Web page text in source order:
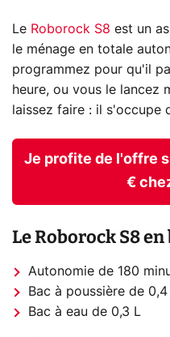
Le Roborock S8 est un
le ménage en totale
programmez pour qu'il
heure, ou vous le lancez
laissez faire : il s'occupe
Je profite de l'offre
€
Le Roborock S8 en
Autonomie de 180
Bac à poussière de 0,4
Bac à eau de 0,3 L